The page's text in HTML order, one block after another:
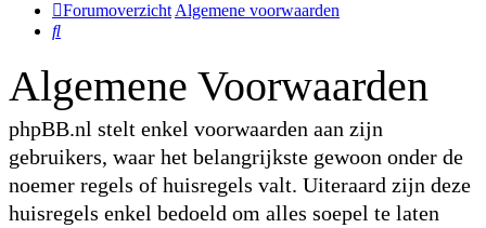
Forumoverzicht Algemene voorwaarden
Zoek
Algemene Voorwaarden
phpBB.nl stelt enkel voorwaarden aan zijn
gebruikers, waar het belangrijkste gewoon onder de
noemer regels of huisregels valt. Uiteraard zijn deze
huisregels enkel bedoeld om alles soepel te laten